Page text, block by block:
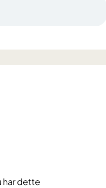
har dette